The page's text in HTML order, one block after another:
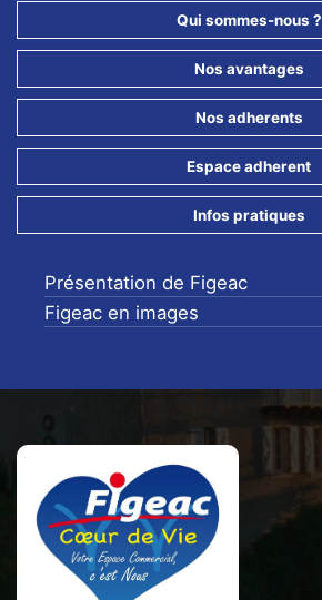
Qui sommes-nous ?
Nos avantages
Nos adherents
Espace adherent
Infos pratiques
Présentation de Figeac
Figeac en images